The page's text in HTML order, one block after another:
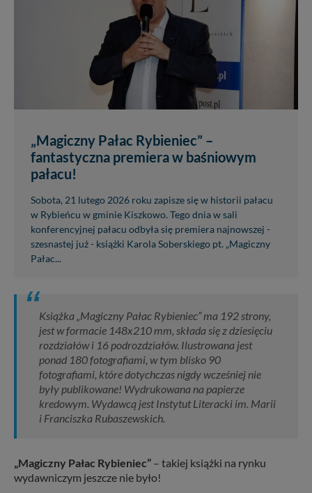
„Magiczny Pałac Rybieniec” –
fantastyczna premiera w baśniowym
pałacu!
Sobota, 21 lutego 2026 roku zapisze się w historii pałacu
w Rybieńcu w gminie Kiszkowo. Tego dnia w sali
konferencyjnej pałacu odbyła się premiera najnowszej -
szesnastej już - książki Karola Soberskiego pt. „Magiczny
Pałac...
Książka „Magiczny Pałac Rybieniec” ma 192 strony,
jest w formacie 148x210 mm, składa się z dziesięciu
rozdziałów i 16 podrozdziałów. Ilustrowana jest
ponad 180 fotografiami, w tym blisko 90
fotografiami, które dotychczas nigdy wcześniej nie
były publikowane! Wydrukowana na papierze
kredowym. Wydawcą jest Instytut Literacki im. Marii
i Franciszka Rubaszewskich.
„Magiczny Pałac Rybieniec” – takiej książki na rynku
wydawniczym jeszcze nie było!